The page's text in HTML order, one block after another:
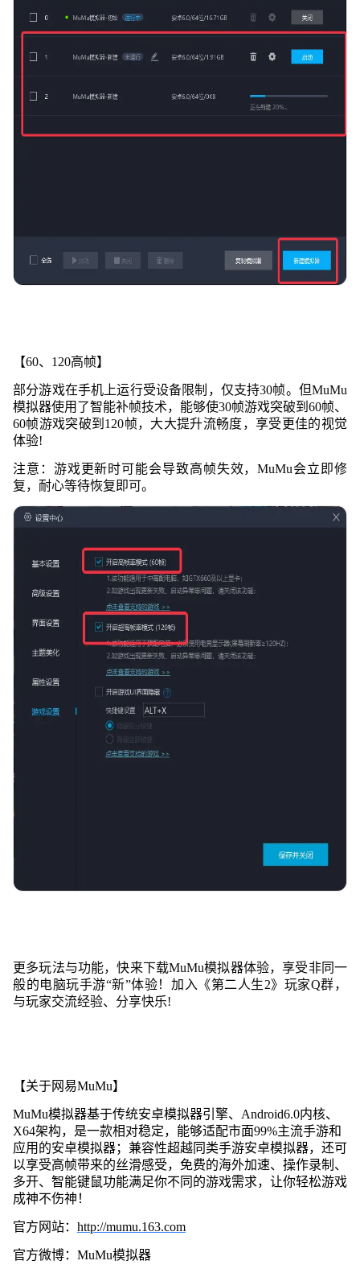
【60、120高帧】
部分游戏在手机上运行受设备限制，仅支持30帧。但MuMu
模拟器使用了智能补帧技术，能够使30帧游戏突破到60帧、
60帧游戏突破到120帧，大大提升流畅度，享受更佳的视觉
体验!
注意：游戏更新时可能会导致高帧失效，MuMu会立即修
复，耐心等待恢复即可。
更多玩法与功能，快来下载MuMu模拟器体验，享受非同一
般的电脑玩手游“新”体验！加入《第二人生2》玩家Q群，
与玩家交流经验、分享快乐!
【关于网易MuMu】
MuMu模拟器基于传统安卓模拟器引擎、Android6.0内核、
X64架构，是一款相对稳定，能够适配市面99%主流手游和
应用的安卓模拟器；兼容性超越同类手游安卓模拟器，还可
以享受高帧带来的丝滑感受，免费的海外加速、操作录制、
多开、智能键鼠功能满足你不同的游戏需求，让你轻松游戏
成神不伤神！
官方网站： http://mumu.163.com
官方微博：MuMu模拟器